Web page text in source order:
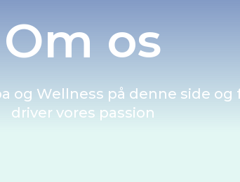
Om os
og Wellness på denne side og
driver vores passion